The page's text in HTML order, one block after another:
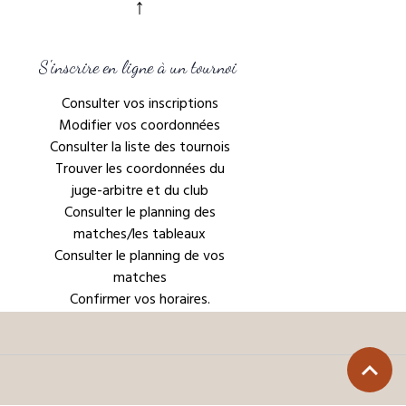
↑
S'inscrire en ligne à un tournoi
Consulter vos inscriptions
Modifier vos coordonnées
Consulter la liste des tournois
Trouver les coordonnées du
juge-arbitre et du club
Consulter le planning des
matches/les tableaux
Consulter le planning de vos
matches
Confirmer vos horaires.